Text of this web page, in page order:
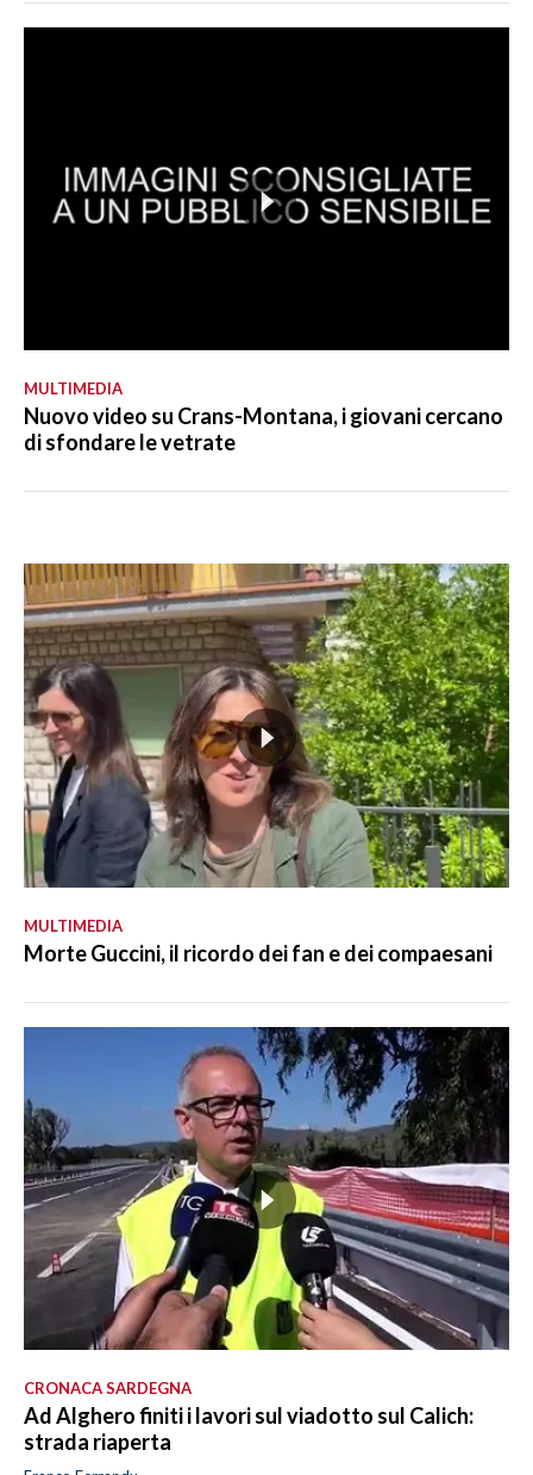
MULTIMEDIA
Nuovo video su Crans-Montana, i giovani cercano
di sfondare le vetrate
MULTIMEDIA
Morte Guccini, il ricordo dei fan e dei compaesani
CRONACA SARDEGNA
Ad Alghero finiti i lavori sul viadotto sul Calich:
strada riaperta